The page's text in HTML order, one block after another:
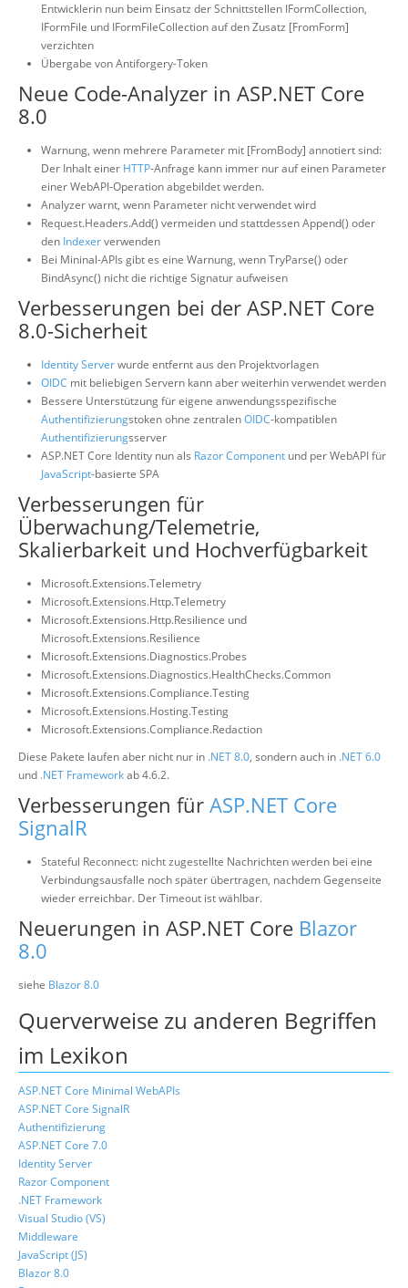
Entwicklerin nun beim Einsatz der Schnittstellen IFormCollection,
IFormFile und IFormFileCollection auf den Zusatz [FromForm]
verzichten
Übergabe von Antiforgery-Token
Neue Code-Analyzer in ASP.NET Core
8.0
Warnung, wenn mehrere Parameter mit [FromBody] annotiert sind:
Der Inhalt einer HTTP-Anfrage kann immer nur auf einen Parameter
einer WebAPI-Operation abgebildet werden.
Analyzer warnt, wenn Parameter nicht verwendet wird
Request.Headers.Add() vermeiden und stattdessen Append() oder
den Indexerverwenden
Bei Mininal-APIs gibt es eine Warnung, wenn TryParse() oder
BindAsync() nicht die richtige Signatur aufweisen
Verbesserungen bei der ASP.NET Core
8.0-Sicherheit
Identity Serverwurde entfernt aus den Projektvorlagen
OIDC mit beliebigen Servern kann aber weiterhin verwendet werden
Bessere Unterstützung für eigene anwendungsspezifische
Authentifizierungstoken ohne zentralenOIDC-kompatiblen
Authentifizierungsserver
ASP.NET Core Identity nun als Razor Component und per WebAPI für
JavaScript-basierte SPA
Verbesserungen für
Überwachung/Telemetrie,
Skalierbarkeit und Hochverfügbarkeit
Microsoft.Extensions.Telemetry
Microsoft.Extensions.Http.Telemetry
Microsoft.Extensions.Http.Resilience und
Microsoft.Extensions.Resilience
Microsoft.Extensions.Diagnostics.Probes
Microsoft.Extensions.Diagnostics.HealthChecks.Common
Microsoft.Extensions.Compliance.Testing
Microsoft.Extensions.Hosting.Testing
Microsoft.Extensions.Compliance.Redaction
Diese Pakete laufen aber nicht nur in .NET 8.0, sondern auch in .NET 6.0
und .NET Frameworkab 4.6.2.
Verbesserungen für ASP.NET Core
SignalR
Stateful Reconnect: nicht zugestellte Nachrichten werden bei eine
Verbindungsausfalle noch später übertragen, nachdem Gegenseite
wieder erreichbar. Der Timeout ist wählbar.
Neuerungen in ASP.NET Core Blazor
8.0
siehe Blazor 8.0
Querverweise zu anderen Begriffen
im Lexikon
ASP.NET Core Minimal WebAPIs
ASP.NET Core SignalR
Authentifizierung
ASP.NET Core 7.0
Identity Server
Razor Component
.NET Framework
Visual Studio (VS)
Middleware
JavaScript (JS)
Blazor 8.0